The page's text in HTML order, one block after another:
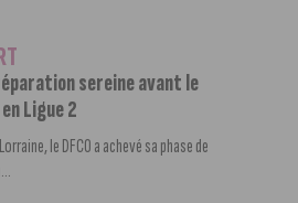
sereine avant le
Ligue 2
le DFCO a achevé sa phase de